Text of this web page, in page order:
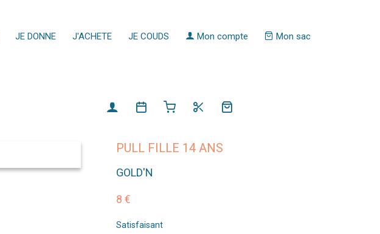
JE DONNE J'ACHETE JE COUDS Mon compte Mon sac
PULL FILLE 14 ANS
GOLD'N
8 €
Satisfaisant